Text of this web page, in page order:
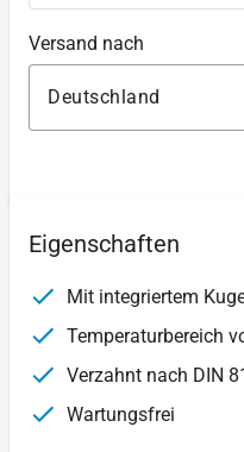
Versand nach
Deutschland
Eigenschaften
Mit integriertem
Temperaturbereich
Verzahnt nach DIN
Wartungsfrei